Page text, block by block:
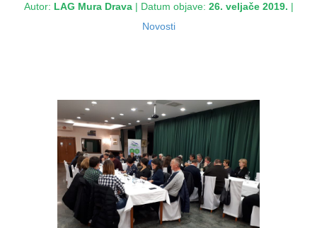
Autor: LAG Mura Drava| Datum objave: 26. veljače 2019. |
Novosti